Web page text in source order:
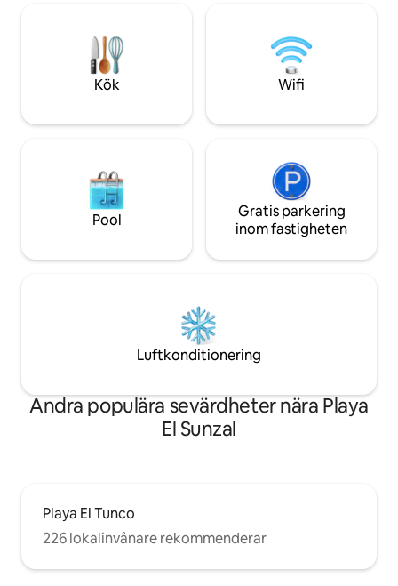
för surfentusiaster, par på semester och
ensamma äventyrare som letar efter en
bit av ett tropiskt paradis med vågor året
timmars
att du också kan
av lugn och
Kök Wifi
Pool
Gratis parkering
inom fastigheten
Luftkonditionering
Andra populära sevärdheter nära Playa
El Sunzal
Playa El Tunco
226 lokalinvånare rekommenderar